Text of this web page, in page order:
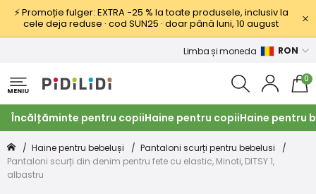
⚡ Promoție fulger: EXTRA −25 % la toate produsele, inclusiv la
cele deja reduse · cod SUN25 · doar până luni, 10 august
Limba și moneda RON
MENIU
0
Încălțăminte pentru copiiHaine pentru copiiHaine pentru
Haine pentru bebeluși
Pantaloni scurți pentru bebelusi
Pantaloni scurți din denim pentru fete cu elastic, Minoti, DITSY 1,
albastru